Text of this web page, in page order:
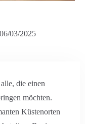
06/03/2025
die einen
möchten.
Küstenorten